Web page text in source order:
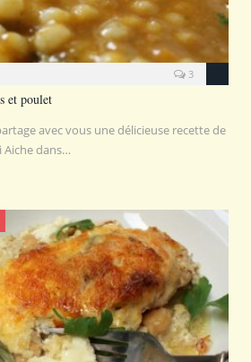
3
et poulet
avec vous une délicieuse recette de
Aiche dans…